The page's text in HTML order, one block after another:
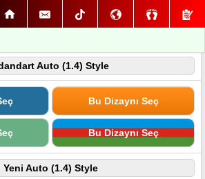
Auto (1.4) Style
Bu Dizaynı Seç
Bu Dizaynı Seç
Yeni Auto (1.4) Style